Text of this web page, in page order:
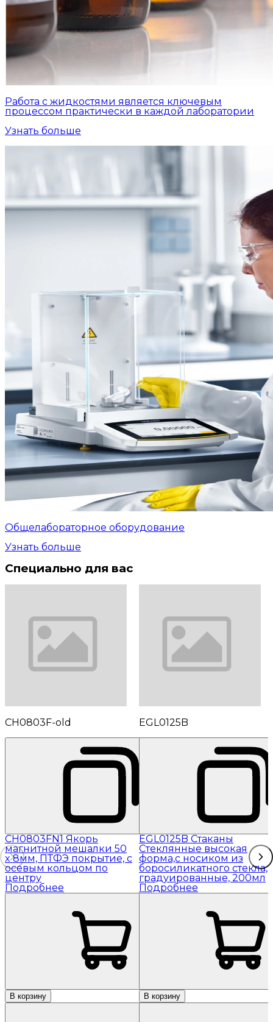
Работа с жидкостями является ключевым
процессом практически в каждой лаборатории
Узнать больше
Общелабораторное оборудование
Узнать больше
Специально для вас
CH0803F-old
CH0803FN1 Якорь
магнитной мешалки 50
x 8мм, ПТФЭ покрытие, с
осевым кольцом по
центру
Подробнее
В корзину
EGL0125B
EGL0125B Стаканы
Стеклянные высокая
форма,с носиком из
боросиликатного стекла,
градуированные, 200мл
Подробнее
В корзину